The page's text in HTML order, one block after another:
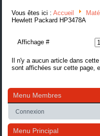
Vous êtes ici :Accueil
Hewlett Packard HP3478A
Affichage #
Il n'y a aucun article dans
sont affichées sur cette page,
Menu Membres
Connexion
Menu Principal